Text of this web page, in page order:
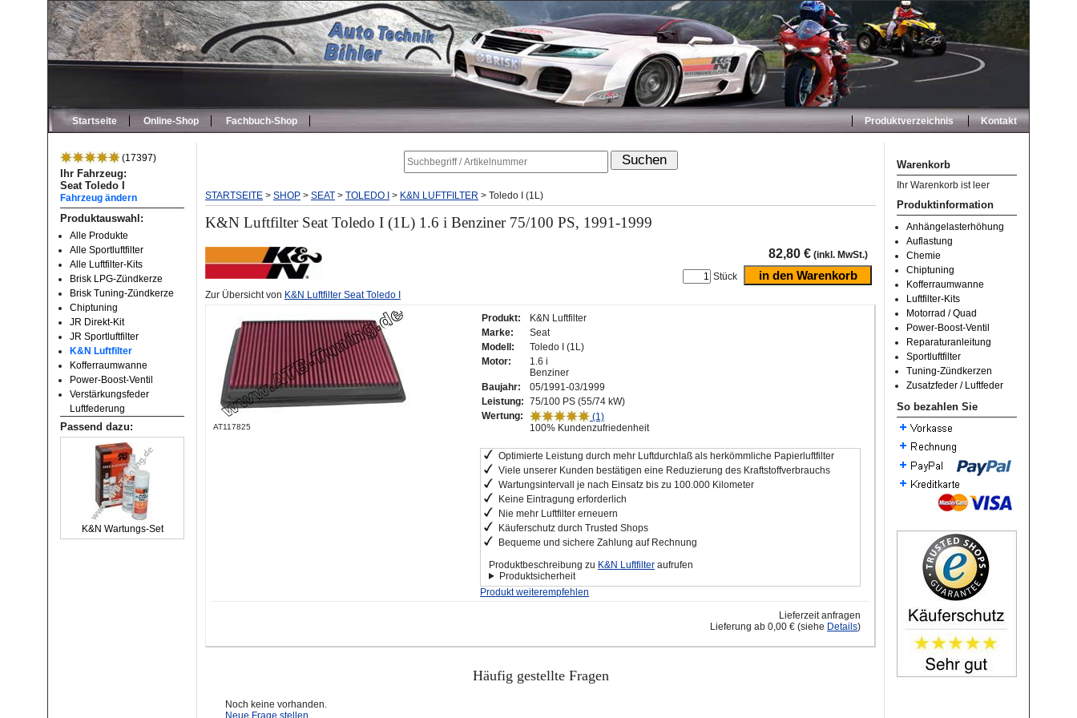
Startseite Online-Shop Fachbuch-Shop Produktverzeichnis Kontakt
(17397)
Ihr Fahrzeug:
Seat Toledo I
Fahrzeug ändern
Produktauswahl:
Alle Produkte
Alle Sportluftfilter
Alle Luftfilter-Kits
Brisk LPG-Zündkerze
Brisk Tuning-Zündkerze
Chiptuning
JR Direkt-Kit
JR Sportluftfilter
K&N Luftfilter
Kofferraumwanne
Power-Boost-Ventil
Verstärkungsfeder
Luftfederung
Passend dazu:
K&N Wartungs-Set
Warenkorb
Ihr Warenkorb ist leer
Produktinformation
Anhängelasterhöhung
Auflastung
Chemie
Chiptuning
Kofferraumwanne
Luftfilter-Kits
Motorrad / Quad
Power-Boost-Ventil
Reparaturanleitung
Sportluftfilter
Tuning-Zündkerzen
Zusatzfeder / Luftfeder
So bezahlen Sie
STARTSEITE > SHOP > SEAT > TOLEDO I > K&N LUFTFILTER > Toledo I (1L)
K&N Luftfilter Seat Toledo I (1L) 1.6 i Benziner 75/100 PS, 1991-1999
82,80 € (inkl. MwSt.)
Stück
Zur Übersicht von K&N Luftfilter Seat Toledo I
AT117825
Produkt:
K&N Luftfilter
Marke:
Seat
Modell:
Toledo I (1L)
Motor:
1.6 i
Benziner
Baujahr:
05/1991-03/1999
Leistung: 75/100 PS (55/74 kW)
Wertung:
(1)
100% Kundenzufriedenheit
Optimierte Leistung durch mehr Luftdurchlaß als herkömmliche Papierluftfilter
Viele unserer Kunden bestätigen eine Reduzierung des Kraftstoffverbrauchs
Wartungsintervall je nach Einsatz bis zu 100.000 Kilometer
Keine Eintragung erforderlich
Nie mehr Luftfilter erneuern
Käuferschutz durch Trusted Shops
Bequeme und sichere Zahlung auf Rechnung
Produktbeschreibung zu K&N Luftfilter aufrufen
Produktsicherheit
Produkt weiterempfehlen
Lieferzeit anfragen
Lieferung ab 0,00 € (siehe Details)
Häufig gestellte Fragen
Noch keine vorhanden.
Neue Frage stellen